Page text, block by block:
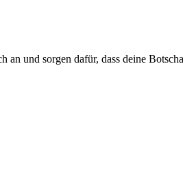
und sorgen dafür, dass deine